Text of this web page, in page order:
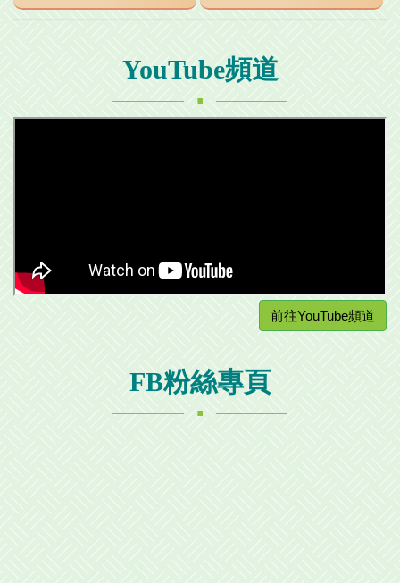
YouTube頻道
.
前往YouTube頻道
FB粉絲專頁
.